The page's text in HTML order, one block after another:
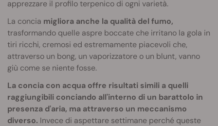
apprezzare il profilo terpenico di ogni varietà.
La concia migliora anche la qualità del fumo,
trasformando quelle aspre boccate che irritano la gola in
tiri ricchi, cremosi ed estremamente piacevoli che,
attraverso un bong, un vaporizzatore o un blunt, vanno
giù come se niente fosse.
La concia con acqua offre risultati simili a quelli
raggiungibili conciando all'interno di un barattolo in
presenza d'aria, ma attraverso un meccanismo
diverso. Invece di aspettare settimane perché queste